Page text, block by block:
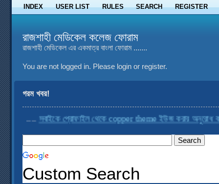
INDEX USER LIST RULES SEARCH REGISTER
রাজশাহী মেডিকেল কলেজ ফোরাম
রাজশাহী মেডিকেল এর একমাত্র বাংলা ফোরাম .......
You are not logged in. Please login or register.
গরম খবর!
.... সবাইকে প্রোফাইল থেকে copper theme ইউজ করার অনুরোধ করা
Custom Search